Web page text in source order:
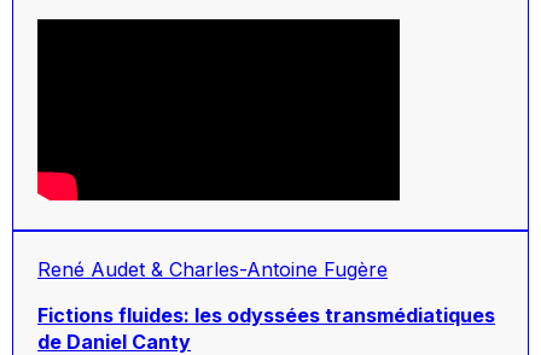
René Audet & Charles-Antoine Fugère
Fictions fluides: les odyssées transmédiatiques
de Daniel Canty